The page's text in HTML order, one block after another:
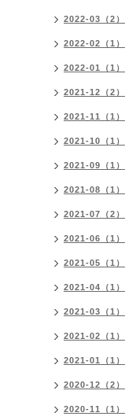
2022-03（2）
2022-02（1）
2022-01（1）
2021-12（2）
2021-11（1）
2021-10（1）
2021-09（1）
2021-08（1）
2021-07（2）
2021-06（1）
2021-05（1）
2021-04（1）
2021-03（1）
2021-02（1）
2021-01（1）
2020-12（2）
2020-11（1）